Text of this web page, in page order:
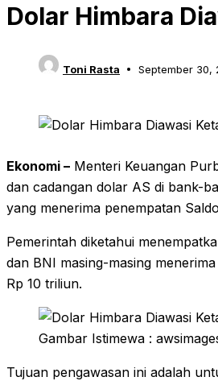
Dolar Himbara
Toni Rasta September 30,
Ekonomi – Menteri Keuangan
dan cadangan dolar AS di bank-
yang menerima penempatan
Pemerintah diketahui
dan BNI masing-masing
Rp 10 triliun.
Gambar Istimewa :
Tujuan pengawasan ini adalah